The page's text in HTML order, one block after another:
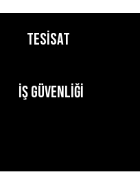
TESİSAT
İŞ GÜVENLİĞİ